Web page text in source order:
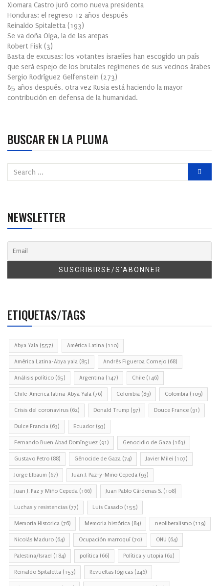
Xiomara Castro juró como nueva presidenta
Honduras: el regreso 12 años después
Reinaldo Spitaletta (193)
Se va doña Olga, la de las arepas
Robert Fisk (3)
Basta de excusas: los votantes israelíes han escogido un país
que será espejo de los brutales regímenes de sus vecinos árabes
Sergio Rodríguez Gelfenstein (273)
85 años después, otra vez Rusia está haciendo la mayor
contribución en defensa de la humanidad.
BUSCAR EN LA PLUMA
NEWSLETTER
ETIQUETAS/TAGS
Abya Yala (557) América Latina (110)
América Latina-Abya yala (85) Andrés Figueroa Cornejo (68)
Análisis político (65) Argentina (147) Chile (146)
Chile-America latina-Abya Yala (76) Colombia (89) Colombia (109)
Crisis del coronavirus (62) Donald Trump (97) Douce France (91)
Dulce Francia (63) Ecuador (93)
Fernando Buen Abad Domínguez (91) Genocidio de Gaza (163)
Gustavo Petro (88) Génocide de Gaza (74) Javier Milei (107)
Jorge Elbaum (67) Juan J. Paz-y-Miño Cepeda (93)
Juan J. Paz y Miño Cepeda (166) Juan Pablo Cárdenas S. (108)
Luchas y resistencias (77) Luis Casado (155)
Memoria Historica (76) Memoria histórica (84) neoliberalismo (119)
Nicolás Maduro (64) Ocupación marroquí (70) ONU (64)
Palestina/Israel (184) política (66) Política y utopia (62)
Reinaldo Spitaletta (153) Revueltas lógicas (246)